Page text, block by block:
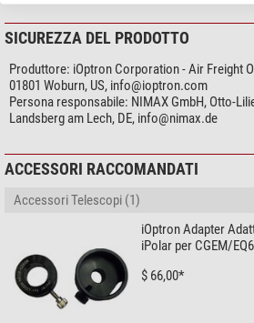
iOptron iPolar è compatibile con gli
disponibile un'applicazione specifica,
Questa app consente di utilizzare la
con precisione la montatura del telescopio.
Per i dispositivi iOS come iPhone e iPad è
iPolar Mobile". Tuttavia, l'utilizzo di questa
fotocamera iPolar e il dispositivo mobile.
L'app iOS richiede accessori aggiuntivi per
dispositivo soddisfi i requisiti di sistema e
connessioni necessarie per utilizzare
iPolar con il dispositivo Apple.
SICUREZZA DEL PRODOTTO
Produttore: iOptron Corporation - Air Freight
01801 Woburn, US, info@ioptron.com
Persona responsabile: NIMAX GmbH, Otto-
Landsberg am Lech, DE, info@nimax.de
ACCESSORI RACCOMANDATI
Accessori Telescopi (1)
iOptron Adapter
iPolar per CGEM/
$ 66,00*